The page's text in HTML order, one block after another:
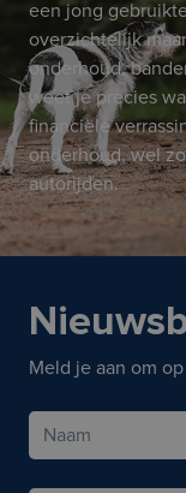
een jong
overzichtelijk
onderhoud,
weet je precies
financiële
onderhoud, wel
autorijden.
Meld je aan om